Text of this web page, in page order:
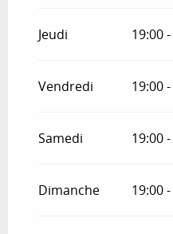
Jeudi 19:00
Vendredi 19:00
Samedi 19:00
Dimanche 19:00